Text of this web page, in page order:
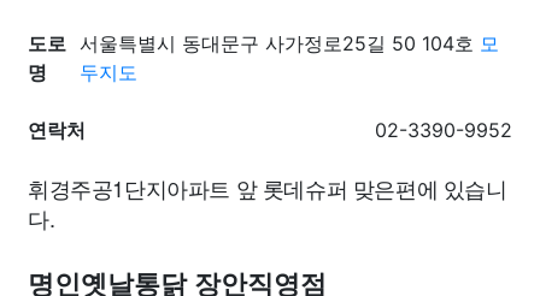
도로
명
서울특별시 동대문구 사가정로25길 50 104호 모
두지도
연락처 02-3390-9952
휘경주공1단지아파트 앞 롯데슈퍼 맞은편에 있습니
다.
명인옛날통닭 장안직영점